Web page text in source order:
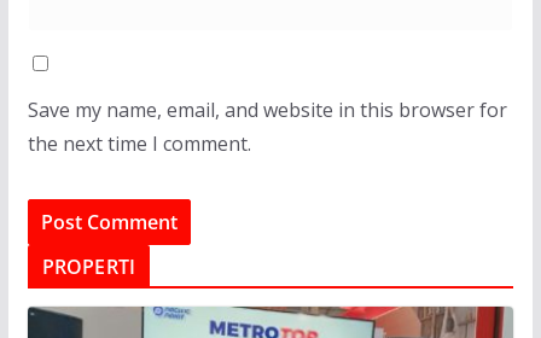
Save my name, email, and website in this browser for
the next time I comment.
PROPERTI